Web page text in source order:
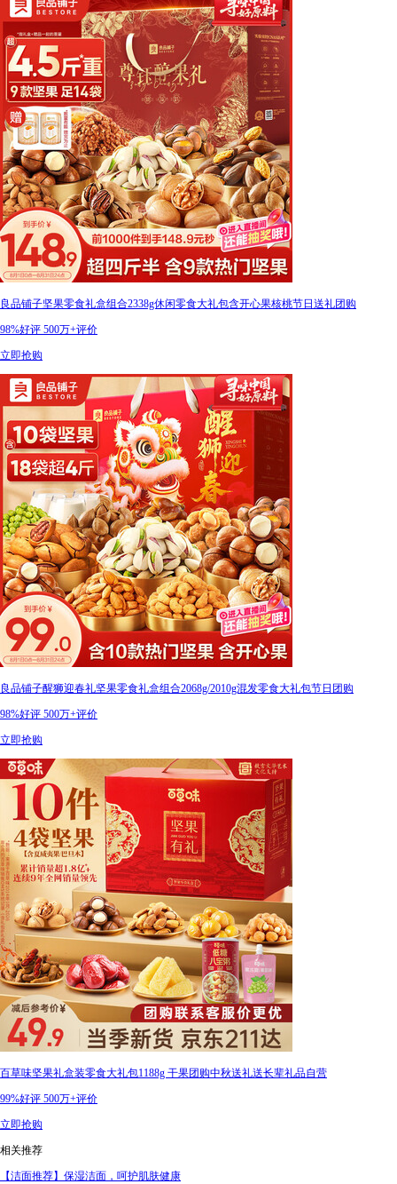
良品铺子坚果零食礼盒组合2338g休闲零食大礼包含开心果核桃节日送礼团购
98%好评 500万+评价
立即抢购
良品铺子醒狮迎春礼坚果零食礼盒组合2068g/2010g混发零食大礼包节日团购
98%好评 500万+评价
立即抢购
百草味坚果礼盒装零食大礼包1188g 干果团购中秋送礼送长辈礼品自营
99%好评 500万+评价
立即抢购
相关推荐
【洁面推荐】保湿洁面，呵护肌肤健康